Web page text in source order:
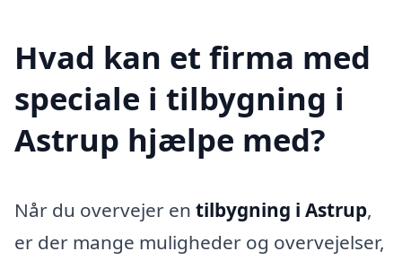
Hvad kan et firma med
speciale i tilbygning i
Astrup hjælpe med?
Når du overvejer en tilbygning i Astrup,
er der mange muligheder og overvejelser,